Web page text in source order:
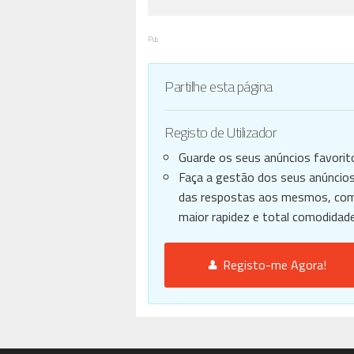
Pub
Partilhe esta página
Registo de Utilizador
Guarde os seus anúncios
Faça a gestão dos seus
das respostas aos mesmos,
maior rapidez e total
Registo-me Agora!